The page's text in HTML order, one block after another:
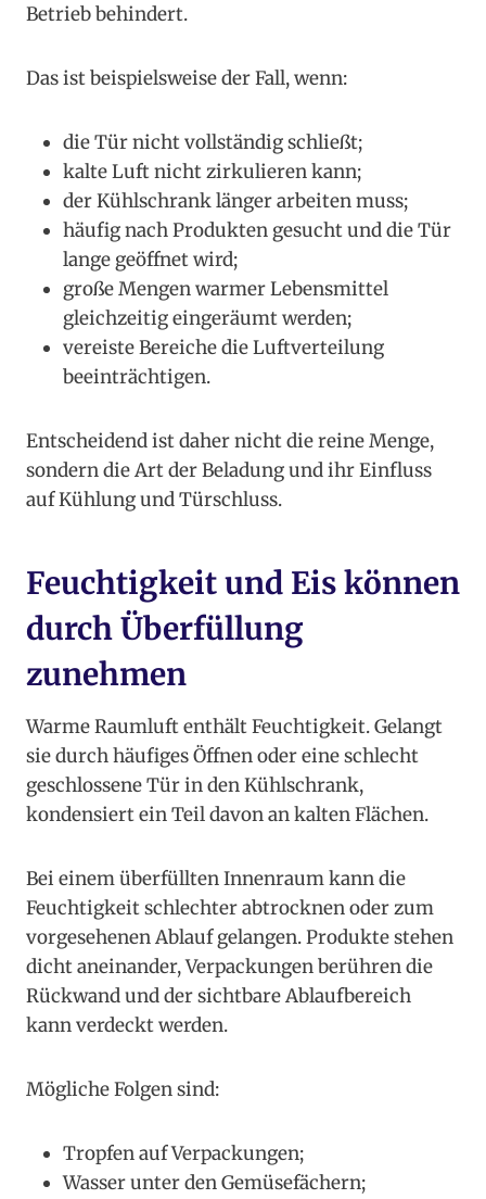
Betrieb behindert.
Das ist beispielsweise der Fall, wenn:
die Tür nicht vollständig schließt;
kalte Luft nicht zirkulieren kann;
der Kühlschrank länger arbeiten muss;
häufig nach Produkten gesucht und die Tür
lange geöffnet wird;
große Mengen warmer Lebensmittel
gleichzeitig eingeräumt werden;
vereiste Bereiche die Luftverteilung
beeinträchtigen.
Entscheidend ist daher nicht die reine Menge,
sondern die Art der Beladung und ihr Einfluss
auf Kühlung und Türschluss.
Feuchtigkeit und Eis können
durch Überfüllung
zunehmen
Warme Raumluft enthält Feuchtigkeit. Gelangt
sie durch häufiges Öffnen oder eine schlecht
geschlossene Tür in den Kühlschrank,
kondensiert ein Teil davon an kalten Flächen.
Bei einem überfüllten Innenraum kann die
Feuchtigkeit schlechter abtrocknen oder zum
vorgesehenen Ablauf gelangen. Produkte stehen
dicht aneinander, Verpackungen berühren die
Rückwand und der sichtbare Ablaufbereich
kann verdeckt werden.
Mögliche Folgen sind:
Tropfen auf Verpackungen;
Wasser unter den Gemüsefächern;